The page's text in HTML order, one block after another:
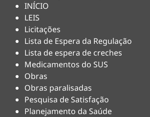
INÍCIO
LEIS
Licitações
Lista de Espera da Regulação
Lista de espera de creches
Medicamentos do SUS
Obras
Obras paralisadas
Pesquisa de Satisfação
Planejamento da Saúde